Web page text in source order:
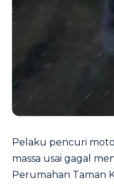
Pelaku pencuri
massa usai gagal
Perumahan Taman